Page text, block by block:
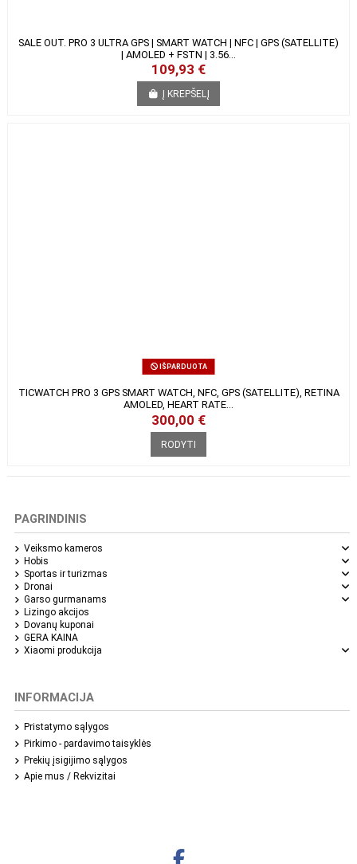
SALE OUT. PRO 3 ULTRA GPS | SMART WATCH | NFC | GPS (SATELLITE) |
AMOLED + FSTN | 3.56...
109,93 €
Į KREPŠELĮ
IŠPARDUOTA
TICWATCH PRO 3 GPS SMART WATCH, NFC, GPS (SATELLITE), RETINA
AMOLED, HEART RATE...
300,00 €
RODYTI
PAGRINDINIS
Veiksmo kameros
Hobis
Sportas ir turizmas
Dronai
Garso gurmanams
Lizingo akcijos
Dovanų kuponai
GERA KAINA
Xiaomi produkcija
INFORMACIJA
Pristatymo sąlygos
Pirkimo - pardavimo taisyklės
Prekių įsigijimo sąlygos
Apie mus / Rekvizitai